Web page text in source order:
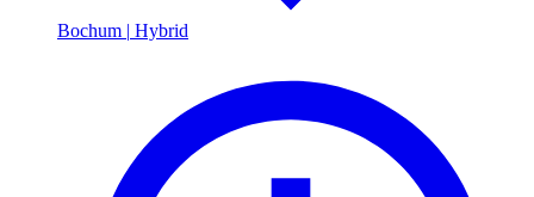
Bochum | Hybrid